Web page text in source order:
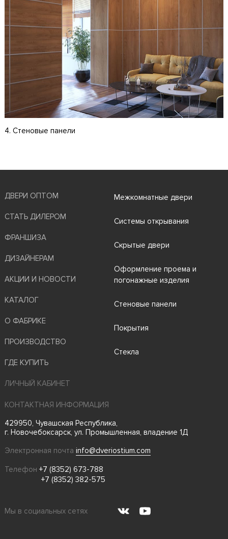
4. Стеновые панели
ДВЕРИ ОПТОМ
СТАТЬ ДИЛЕРОМ
ФРАНШИЗА
ДИЗАЙНЕРАМ
АКЦИИ И НОВОСТИ
КАТАЛОГ
О ФАБРИКЕ
ПРОИЗВОДСТВО
ГДЕ КУПИТЬ
Межкомнатные двери
Системы открывания
Скрытые двери
Оформление проема и
погонажные изделия
Стеновые панели
Покрытия
Стекла
ЛИЧНЫЙ КАБИНЕТ
КОНТАКТНАЯ ИНФОРМАЦИЯ
429950, Чувашская Республика,
г. Новочебоксарск, ул. Промышленная, владение 1Д
Электронная почта info@dveriostium.com
Телефон +7 (8352) 673-788
+7 (8352) 382-575
Мы в социальных сетях